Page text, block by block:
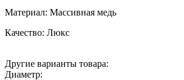
Материал: Массивная медь
Качество: Люкс
Другие варианты товара:
Диаметр: